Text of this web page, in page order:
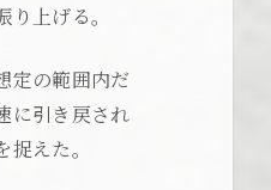
上げる。
定の範囲内だ
に引き戻され
えた。